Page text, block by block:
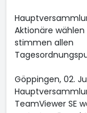
Aktionäre
stimmen allen
Göppingen, 02.
TeamViewer SE